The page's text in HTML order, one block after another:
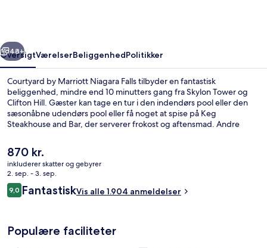
Næste
48+
OversigtVærelserBeliggenhedPolitikker
Courtyard by Marriott Niagara Falls tilbyder en fantastisk
beliggenhed, mindre end 10 minutters gang fra Skylon Tower og
Clifton Hill. Gæster kan tage en tur i den indendørs pool eller den
sæsonåbne udendørs pool eller få noget at spise på Keg
Steakhouse and Bar, der serverer frokost og aftensmad. Andre
et fitnesscenter. Stedets behagelige senge og hjælpsomme
personale får rigtig gode bedømmelser fra rejsende.
Den
nuværende
pris
er
870 kr.
870 kr.
inkluderer skatter og gebyrer
2. sep. - 3. sep.
Anmeldelser
9,09,0 ud af 10.
FantastiskVis alle 1.904 anmeldelser
Populære faciliteter